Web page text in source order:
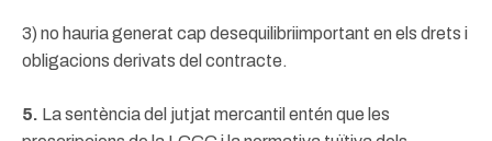
3) no hauria generat cap desequilibriimportant en els drets i
obligacions derivats del contracte.
5. La sentència del jutjat mercantil entén que les